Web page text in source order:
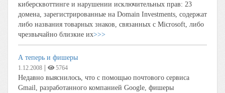
киберсквоттинге и нарушении исключительных прав: 23
домена, зарегистрированные на Domain Investments, содержат
либо названия товарных знаков, связанных с Microsoft, либо
чрезвычайно близкие их>>>
А теперь и фишеры
1.12.2008 5764
Недавно выяснилось, что с помощью почтового сервиса
Gmail, разработанного компанией Google, фишеры